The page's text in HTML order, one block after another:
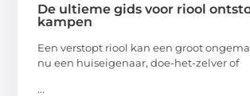
De ultieme gids voor riool
kampen
Een verstopt riool kan een groot
nu een huiseigenaar, doe-het-zelver of
...